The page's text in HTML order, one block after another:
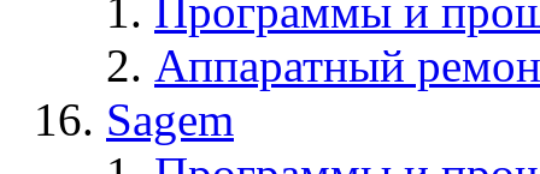
Программы и
Аппаратный
Sagem